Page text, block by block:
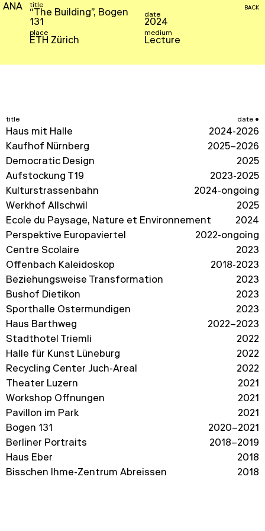
ANA title
“The Building”, Bogen
131
date
2024
place
ETH Zürich
medium
Lecture
BACK
title date
Haus mit Halle
2024-2026
Kaufhof Nürnberg
2025–2026
Democratic Design
2025
Aufstockung T19
2023-2025
Kulturstrassenbahn
2024-ongoing
Werkhof Allschwil
2025
École du Paysage, Nature et Environnement
2024
Perspektive Europaviertel
2022-ongoing
Centre Scolaire
2023
Offenbach Kaleidoskop
2018-2023
Beziehungsweise Transformation
2023
Bushof Dietikon
2023
Sporthalle Ostermundigen
2023
Haus Barthweg
2022–2023
Stadthotel Triemli
2022
Halle für Kunst Lüneburg
2022
Recycling Center Juch-Areal
2022
Theater Luzern
2021
Workshop Öffnungen
2021
Pavillon im Park
2021
Bogen 131
2020–2021
Berliner Portraits
2018–2019
Haus Eber
2018
Bisschen Ihme-Zentrum Abreissen
2018